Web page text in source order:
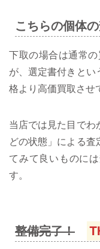
こちらの個体
下取の場合は通常
が、選定書付きとい
格より高価買取させ
当店では見た目でわ
どの状態」による査
てみて良いものに
す。
整備完了！